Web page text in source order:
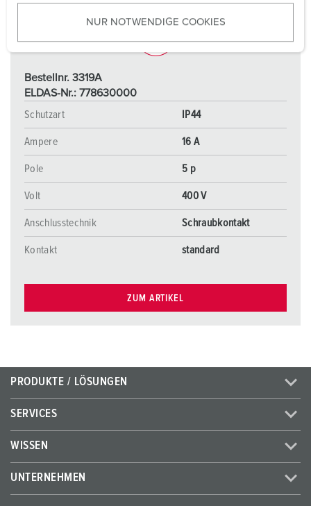
u
w
NUR NOTWENDIGE COOKIES
Bestellnr. 3319A
ELDAS-Nr.: 778630000
Schutzart
IP44
Ampere 16 A
Pole 5 p
Volt 400 V
Anschlusstechnik Schraubkontakt
Kontakt standard
ZUM ARTIKEL
PRODUKTE / LÖSUNGEN
SERVICES
WISSEN
UNTERNEHMEN